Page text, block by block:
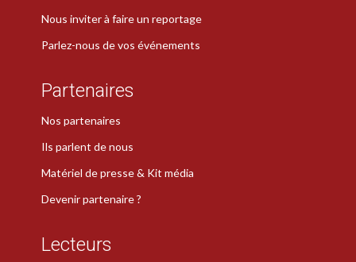
Nous inviter à faire un reportage
Parlez-nous de vos événements
Partenaires
Nos partenaires
Ils parlent de nous
Matériel de presse & Kit média
Devenir partenaire ?
Lecteurs